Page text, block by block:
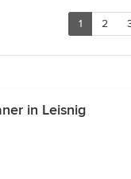
1 2
in Leisnig